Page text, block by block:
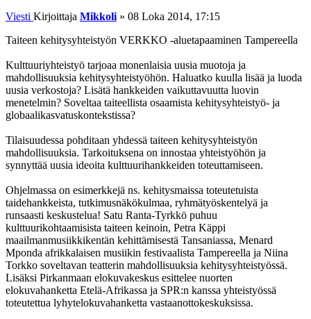
Viesti Kirjoittaja Mikkoli » 08 Loka 2014, 17:15
Taiteen kehitysyhteistyön VERKKO -aluetapaaminen Tampereella
Kulttuuriyhteistyö tarjoaa monenlaisia uusia muotoja ja
mahdollisuuksia kehitysyhteistyöhön. Haluatko kuulla lisää ja luoda
uusia verkostoja? Lisätä hankkeiden vaikuttavuutta luovin
menetelmin? Soveltaa taiteellista osaamista kehitysyhteistyö- ja
globaalikasvatuskontekstissa?
Tilaisuudessa pohditaan yhdessä taiteen kehitysyhteistyön
mahdollisuuksia. Tarkoituksena on innostaa yhteistyöhön ja
synnyttää uusia ideoita kulttuurihankkeiden toteuttamiseen.
Ohjelmassa on esimerkkejä ns. kehitysmaissa toteutetuista
taidehankkeista, tutkimusnäkökulmaa, ryhmätyöskentelyä ja
runsaasti keskustelua! Satu Ranta-Tyrkkö puhuu
kulttuurikohtaamisista taiteen keinoin, Petra Käppi
maailmanmusiikkikentän kehittämisestä Tansaniassa, Menard
Mponda afrikkalaisen musiikin festivaalista Tampereella ja Niina
Torkko soveltavan teatterin mahdollisuuksia kehitysyhteistyössä.
Lisäksi Pirkanmaan elokuvakeskus esittelee nuorten
elokuvahanketta Etelä-Afrikassa ja SPR:n kanssa yhteistyössä
toteutettua lyhytelokuvahanketta vastaanottokeskuksissa.